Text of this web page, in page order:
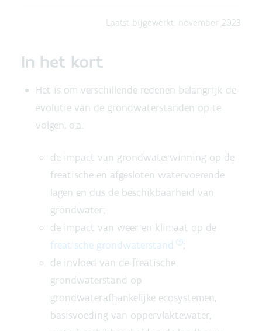
Laatst bijgewerkt: november 2023
In het kort
Het is om verschillende redenen belangrijk de
evolutie van de grondwaterstanden op te
volgen, o.a.:
de impact van grondwaterwinning op de
freatische en afgesloten watervoerende
lagen en dus de beschikbaarheid van
grondwater;
de impact van weer en klimaat op de
freatische grondwaterstand
;
de invloed van de freatische
grondwaterstand op
grondwaterafhankelijke ecosystemen,
basisvoeding van oppervlaktewater,